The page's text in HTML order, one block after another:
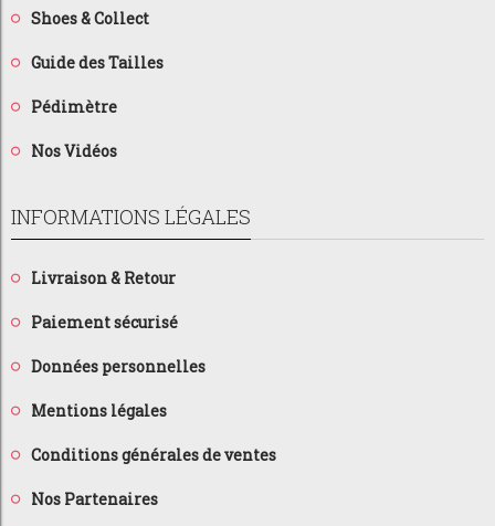
Shoes & Collect
Guide des Tailles
Pédimètre
Nos Vidéos
INFORMATIONS LÉGALES
Livraison & Retour
Paiement sécurisé
Données personnelles
Mentions légales
Conditions générales de ventes
Nos Partenaires